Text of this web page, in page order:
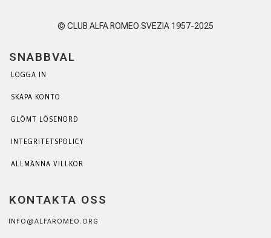
© CLUB ALFA ROMEO SVEZIA 1957-2025
SNABBVAL
LOGGA IN
SKAPA KONTO
GLÖMT LÖSENORD
INTEGRITETSPOLICY
ALLMÄNNA VILLKOR
KONTAKTA OSS
INFO@ALFAROMEO.ORG